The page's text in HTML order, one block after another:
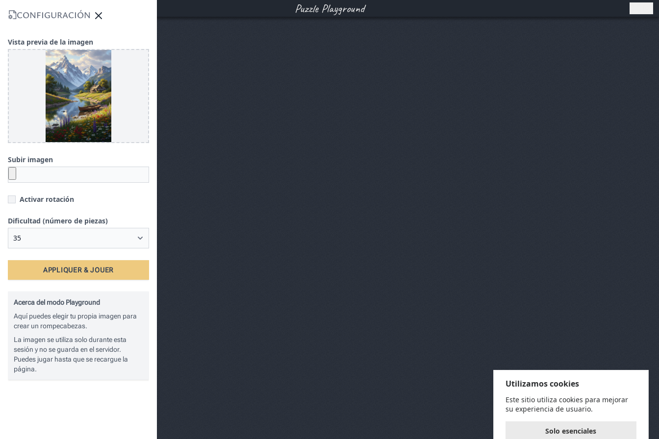
Puzzle Playground
CONFIGURACIÓN Close menu
Vista previa de la imagen
Subir imagen
Activar rotación
Dificultad (número de piezas)
APPLIQUER & JOUER
Acerca del modo Playground
Aquí puedes elegir tu propia imagen para
crear un rompecabezas.
La imagen se utiliza solo durante esta
sesión y no se guarda en el servidor.
Puedes jugar hasta que se recargue la
página.
Utilizamos cookies
Este sitio utiliza cookies para mejorar
su experiencia de usuario.
Solo esenciales